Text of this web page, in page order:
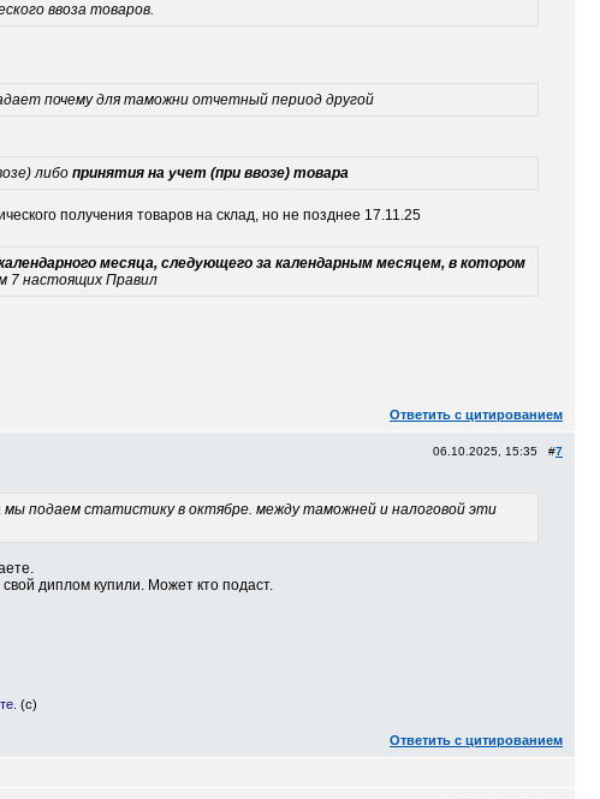
ввоза товаров.
почему для таможни отчетный период другой
либо принятия на учет (при ввозе) товара
получения товаров на склад, но не позднее 17.11.25
календарного месяца, следующего за календарным месяцем, в котором
7 настоящих Правил
Ответить с цитированием
06.10.2025, 15:35 #7
мы подаем статистику в октябре. между таможней и налоговой эти
диплом купили. Может кто подаст.
(с)
Ответить с цитированием